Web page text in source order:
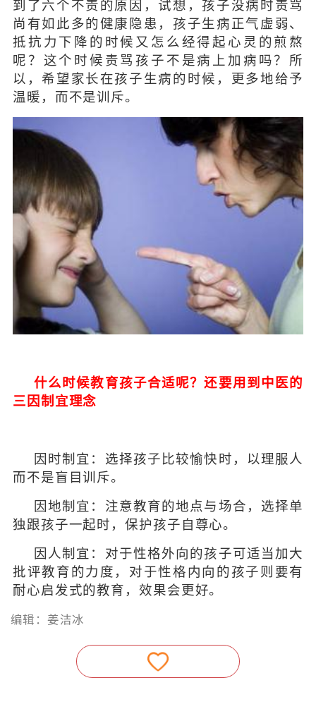
到了六个不责的原因，试想，孩子没病时责骂
尚有如此多的健康隐患，孩子生病正气虚弱、
抵抗力下降的时候又怎么经得起心灵的煎熬
呢？这个时候责骂孩子不是病上加病吗？所
以，希望家长在孩子生病的时候，更多地给予
温暖，而不是训斥。
什么时候教育孩子合适呢？还要用到中医的
三因制宜理念
因时制宜：选择孩子比较愉快时，以理服人
而不是盲目训斥。
因地制宜：注意教育的地点与场合，选择单
独跟孩子一起时，保护孩子自尊心。
因人制宜：对于性格外向的孩子可适当加大
批评教育的力度，对于性格内向的孩子则要有
耐心启发式的教育，效果会更好。
编辑：姜洁冰